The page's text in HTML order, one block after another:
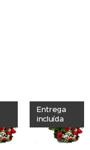
Entrega
incluída